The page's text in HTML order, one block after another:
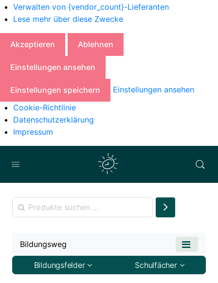
Verwalten von {vendor_count}-Lieferanten
Lese mehr über diese Zwecke
Akzeptieren Ablehnen
Einstellungen ansehen
Einstellungen speichern
Einstellungen ansehen
Cookie-Richtlinie
Datenschutzerklärung
Impressum
Bildungsweg
Bildungsfelder Schulfächer